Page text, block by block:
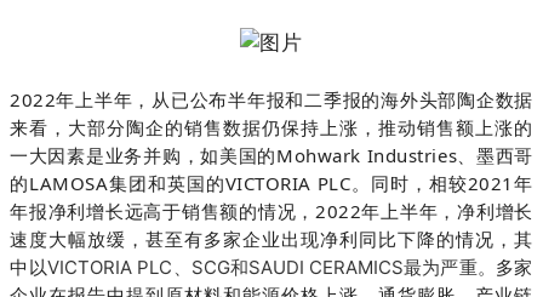
2022年上半年，从已公布半年报和二季报的海外头部陶企数据
来看，大部分陶企的销售数据仍保持上涨，推动销售额上涨的
一大因素是业务并购，如美国的Mohwark Industries、墨西哥
的LAMOSA集团和英国的VICTORIA PLC。同时，相较2021年
年报净利增长远高于销售额的情况，2022年上半年，净利增长
速度大幅放缓，甚至有多家企业出现净利同比下降的情况，其
中以VICTORIA PLC、SCG和SAUDI CERAMICS最为严重。 多家